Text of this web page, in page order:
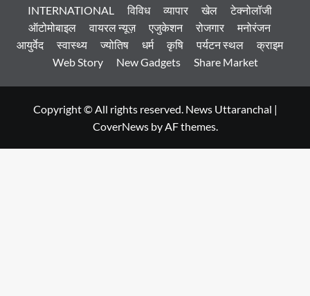
INTERNATIONAL
विविध व्यापार खेल
टेक्नोलॉजी
ऑटोमोबाइल
वायरल न्यूज़ एजुकेशन रोजगार
मनोरंजन
आयुर्वेद
स्वास्थ्य ज्योतिष धर्म कृषि पर्यटन स्थल
क्राइम
Web Story
New Gadgets Share Market
Copyright © All rights reserved. News Uttaranchal |
CoverNewsby AF themes.